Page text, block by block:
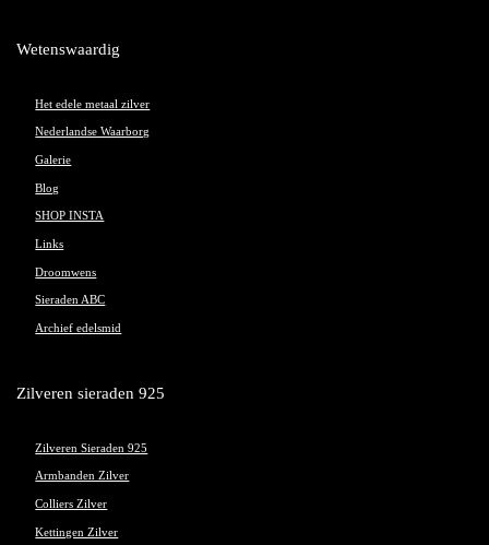
Wetenswaardig
Het edele metaal zilver
Nederlandse Waarborg
Galerie
Blog
SHOP INSTA
Links
Droomwens
Sieraden ABC
Archief edelsmid
Zilveren sieraden 925
Zilveren Sieraden 925
Armbanden Zilver
Colliers Zilver
Kettingen Zilver